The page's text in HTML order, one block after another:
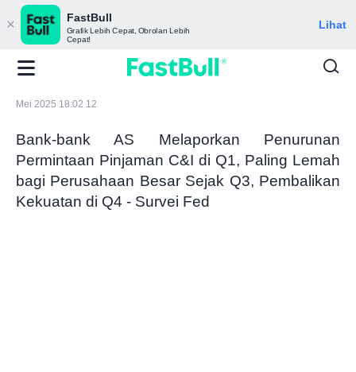
FastBull
Grafik Lebih Cepat, Obrolan Lebih
Cepat!
Lihat
Mei 2025 18:02 12
Bank-bank AS Melaporkan Penurunan
Permintaan Pinjaman C&I di Q1, Paling Lemah
bagi Perusahaan Besar Sejak Q3, Pembalikan
Kekuatan di Q4 - Survei Fed